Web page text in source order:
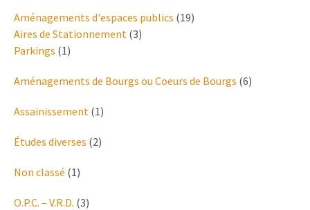
Aménagements d'espaces publics (19)
Aires de Stationnement (3)
Parkings (1)
Aménagements de Bourgs ou Coeurs de Bourgs (6)
Assainissement (1)
Études diverses (2)
Non classé (1)
O.P.C. – V.R.D. (3)